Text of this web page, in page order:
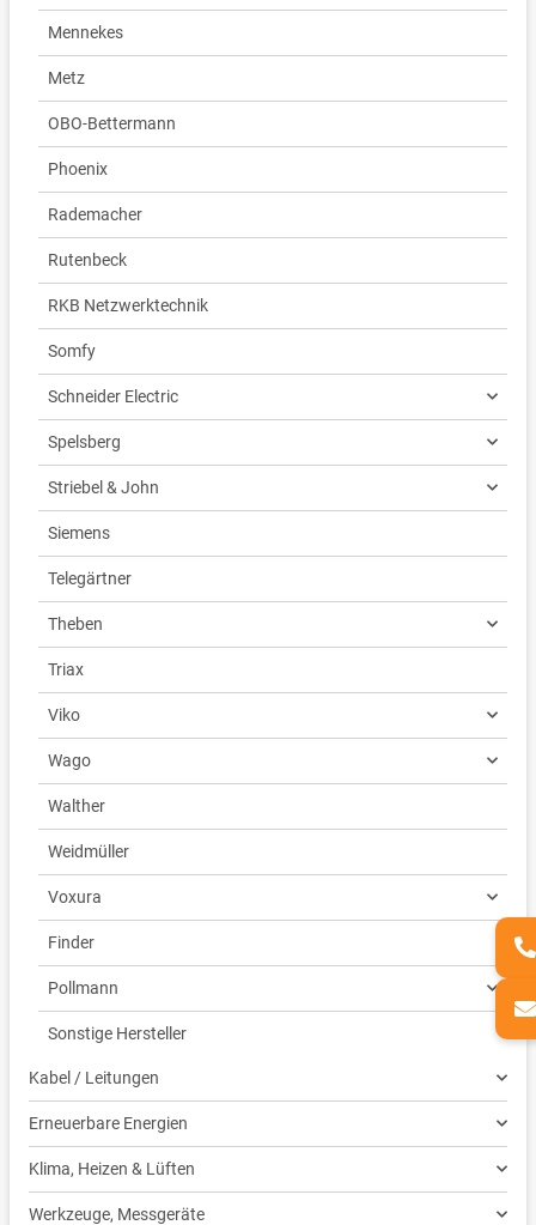
Mennekes
Metz
OBO-Bettermann
Phoenix
Rademacher
Rutenbeck
RKB Netzwerktechnik
Somfy
Schneider Electric
Spelsberg
Striebel & John
Siemens
Telegärtner
Theben
Triax
Viko
Wago
Walther
Weidmüller
Voxura
Finder
Pollmann
Sonstige Hersteller
Kabel / Leitungen
Erneuerbare Energien
Klima, Heizen & Lüften
Werkzeuge, Messgeräte